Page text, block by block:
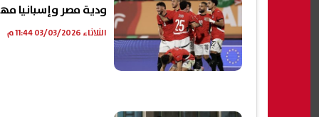
ودية مصر وإسبانيا
الثلاثاء 03/03/2026 11:44 م